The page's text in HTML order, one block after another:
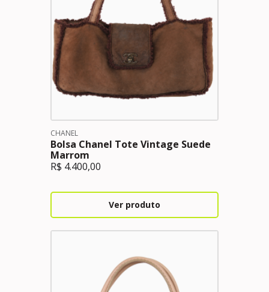
CHANEL
Bolsa Chanel Tote Vintage Suede
Marrom
R$ 4.400,00
Ver produto